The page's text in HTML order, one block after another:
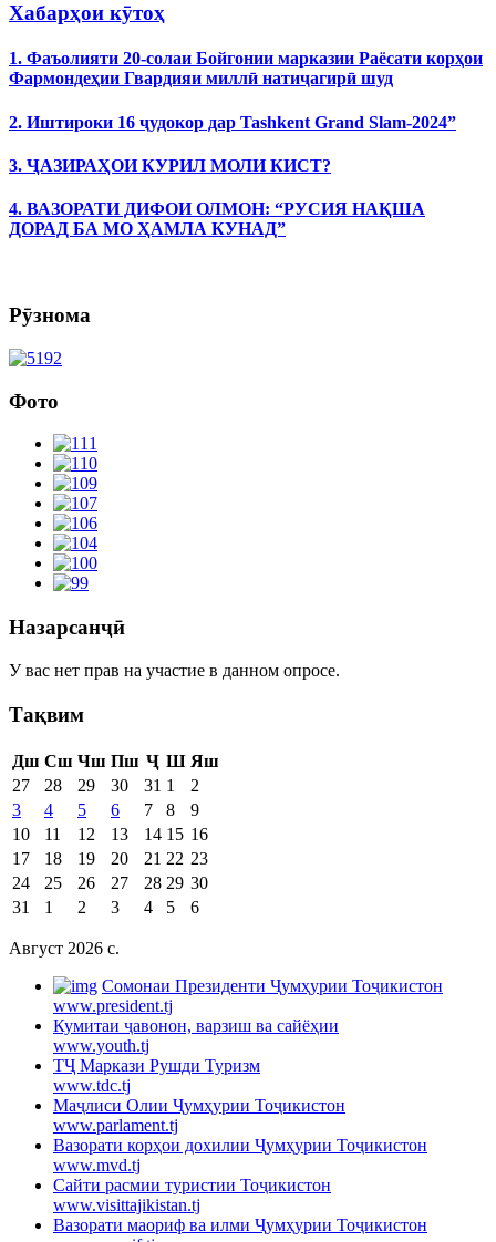
Хабарҳои кӯтоҳ
1. Фаъолияти 20-солаи Бойгонии марказии Раёсати корҳои
Фармондеҳии Гвардияи миллӣ натиҷагирӣ шуд
2. Иштироки 16 ҷудокор дар Tashkent Grand Slam-2024”
3. ҶАЗИРАҲОИ КУРИЛ МОЛИ КИСТ?
4. ВАЗОРАТИ ДИФОИ ОЛМОН: “РУСИЯ НАҚША
ДОРАД БА МО ҲАМЛА КУНАД”
Рӯзнома
Фото
Назарсанҷӣ
У вас нет прав на участие в данном опросе.
Тақвим
Дш Сш Чш Пш Ҷ Ш Яш
27
28 29 30 31 1
2
3
4 5 6 7 8
9
10
11 12 13 14 15 16
17
18 19 20 21 22 23
24
25 26 27 28 29 30
31
1 2 3 4 5 6
Август 2026 c.
Cомонаи Президенти Ҷумҳурии Тоҷикистон
www.president.tj
Кумитаи ҷавонон, варзиш ва сайёҳии
www.youth.tj
ТҶ Маркази Рушди Туризм
www.tdc.tj
Маҷлиси Олии Ҷумҳурии Тоҷикистон
www.parlament.tj
Вазорати корҳои дохилии Ҷумҳурии Тоҷикистон
www.mvd.tj
Сайти расмии туристии Тоҷикистон
www.visittajikistan.tj
Вазорати маориф ва илми Ҷумҳурии Тоҷикистон